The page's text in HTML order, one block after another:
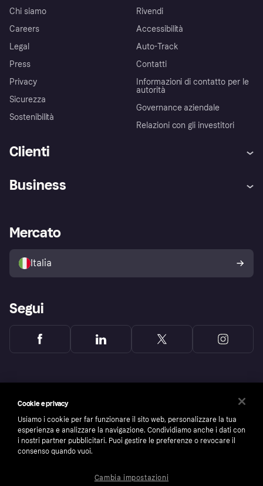
Chi siamo
Careers
Legal
Press
Privacy
Sicurezza
Sostenibilità
Rivendi
Accessibilità
Auto-Track
Contatti
Informazioni di contatto per le
autorità
Governance aziendale
Relazioni con gli investitori
Clienti
Assistenza
Esplora i negozi
Politica di protezione
dell'acquirente Klarna
Business
Accesso aziende
Mercato
Italia
Segui
Cookie e privacy
Usiamo i cookie per far funzionare il sito web, personalizzare la tua
esperienza e analizzare la navigazione. Condividiamo anche i dati con
i nostri partner pubblicitari. Puoi gestire le preferenze o revocare il
consenso quando vuoi.
Cambia impostazioni